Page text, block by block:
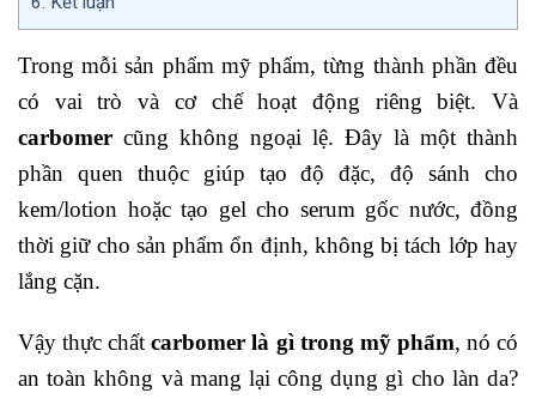
Trong mỗi sản phẩm mỹ phẩm, từng thành phần đều
có vai trò và cơ chế hoạt động riêng biệt. Và
carbomer cũng không ngoại lệ. Đây là một thành
phần quen thuộc giúp tạo độ đặc, độ sánh cho
kem/lotion hoặc tạo gel cho serum gốc nước, đồng
thời giữ cho sản phẩm ổn định, không bị tách lớp hay
lắng cặn.
Vậy thực chấtcarbomer là gì trong mỹ phẩm, nó có
an toàn không và mang lại công dụng gì cho làn da?